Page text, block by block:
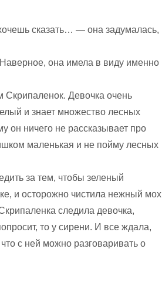
сказать… — она задумалась,
она имела в виду именно
Скрипаленок. Девочка очень
и знает множество лесных
он ничего не рассказывает про
маленькая и не пойму лесных
за тем, чтобы зеленый
и осторожно чистила нежный мох
следила девочка,
то у сирени. И все ждала,
с ней можно разговаривать о